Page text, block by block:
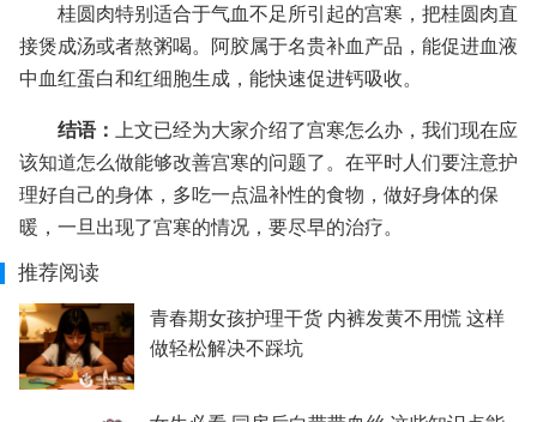
桂圆肉特别适合于气血不足所引起的宫寒，把桂圆肉直
接煲成汤或者熬粥喝。阿胶属于名贵补血产品，能促进血液
中血红蛋白和红细胞生成，能快速促进钙吸收。
结语：
上文已经为大家介绍了宫寒怎么办，我们现在应
该知道怎么做能够改善宫寒的问题了。在平时人们要注意护
理好自己的身体，多吃一点温补性的食物，做好身体的保
暖，一旦出现了宫寒的情况，要尽早的治疗。
推荐阅读
青春期女孩护理干货 内裤发黄不用慌 这样
做轻松解决不踩坑